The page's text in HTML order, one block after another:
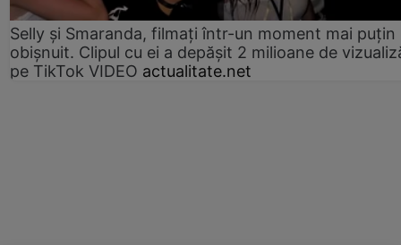
Selly și Smaranda, filmați într-un moment mai puțin
obișnuit. Clipul cu ei a depășit 2 milioane de
pe TikTok VIDEO actualitate.net